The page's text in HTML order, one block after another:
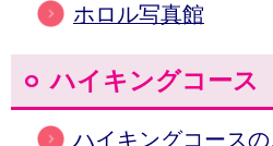
ホロル写真館
ハイキングコース
ハイキングコース